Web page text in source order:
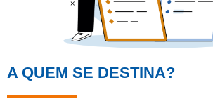
A QUEM SE DESTINA?